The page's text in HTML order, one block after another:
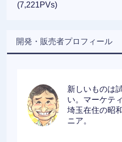
(7,221PVs)
開発・販売者プロフィール
新しいものは
い。マーケテ
埼玉在住の昭
ニア。